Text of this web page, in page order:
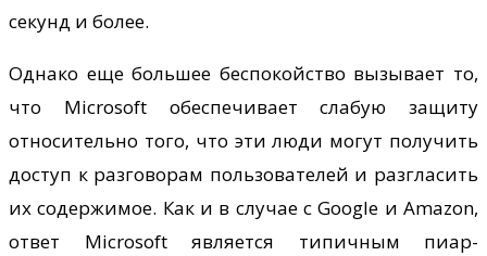
секунд и более.
Однако еще большее беспокойство вызывает то,
что Microsoft обеспечивает слабую защиту
относительно того, что эти люди могут получить
доступ к разговорам пользователей и разгласить
их содержимое. Как и в случае с Google и Amazon,
ответ Microsoft является типичным пиар-